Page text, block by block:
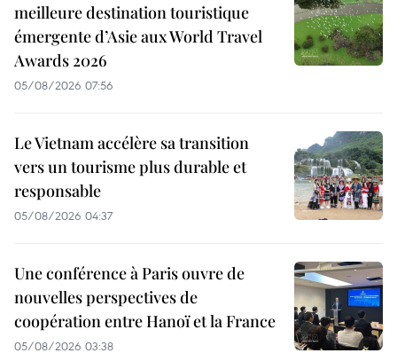
meilleure destination touristique
émergente d’Asie aux World Travel
Awards 2026
05/08/2026 07:56
Le Vietnam accélère sa transition
vers un tourisme plus durable et
responsable
05/08/2026 04:37
Une conférence à Paris ouvre de
nouvelles perspectives de
coopération entre Hanoï et la France
05/08/2026 03:38